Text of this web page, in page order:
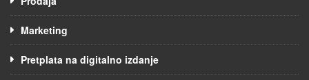
Marketing
Pretplata na digitalno izdanje